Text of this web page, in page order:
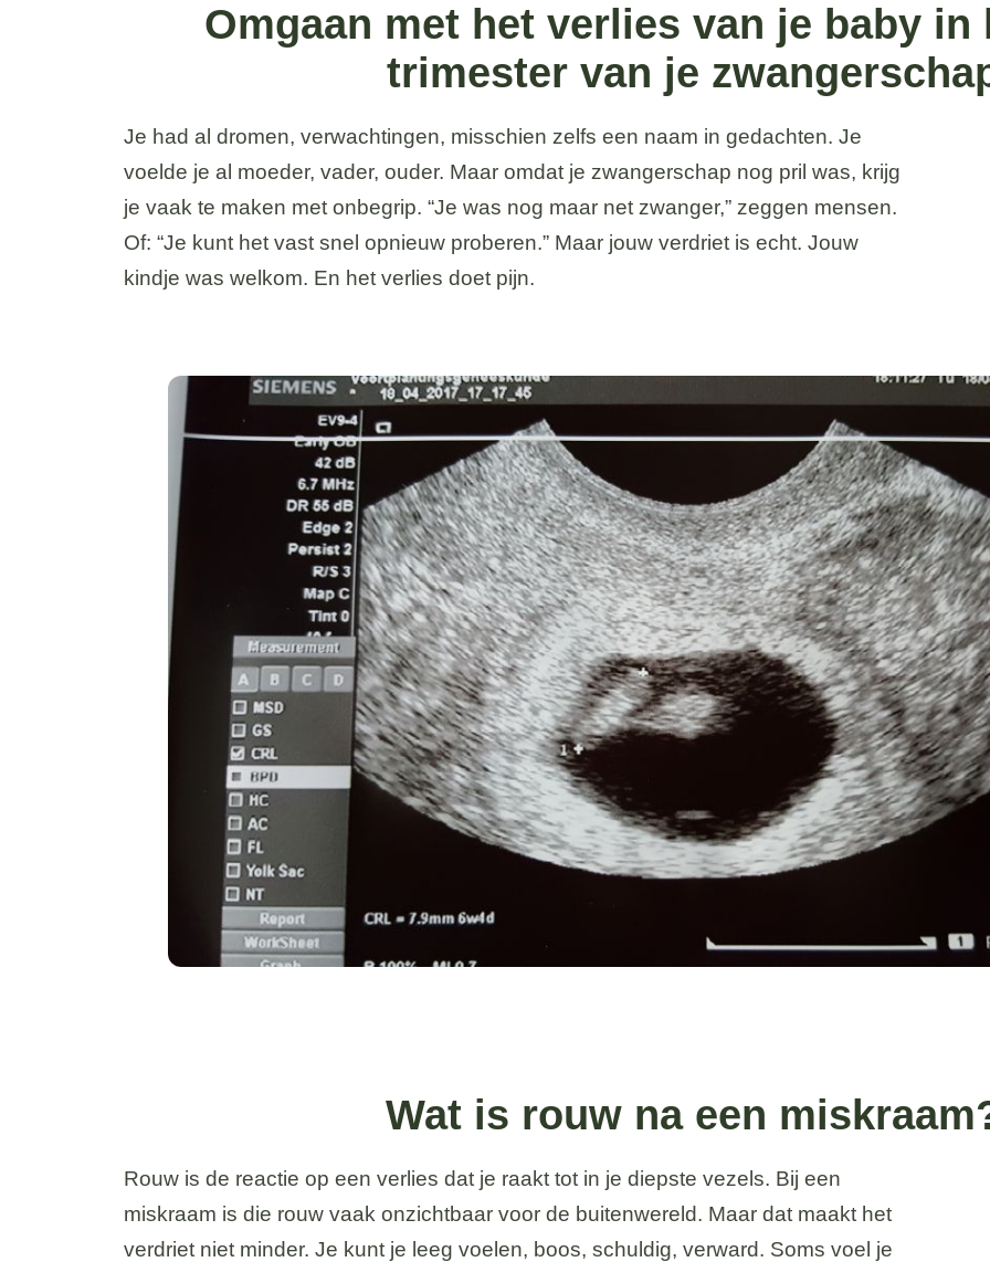
Omgaan met het verlies van je baby in
trimester van je
Je had al dromen, verwachtingen, misschien zelfs een naam in gedachten. Je
voelde je al moeder, vader, ouder. Maar omdat je zwangerschap nog pril was, krijg
je vaak te maken met onbegrip. “Je was nog maar net zwanger,” zeggen mensen.
Of: “Je kunt het vast snel opnieuw proberen.” Maar jouw verdriet is echt. Jouw
kindje was welkom. En het verlies doet pijn.
Wat is rouw na een
Rouw is de reactie op een verlies dat je raakt tot in je diepste vezels. Bij een
miskraam is die rouw vaak onzichtbaar voor de buitenwereld. Maar dat maakt het
verdriet niet minder. Je kunt je leeg voelen, boos, schuldig, verward. Soms voel je